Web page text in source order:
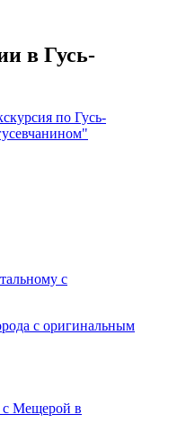
в Гусь-
с
с оригинальным